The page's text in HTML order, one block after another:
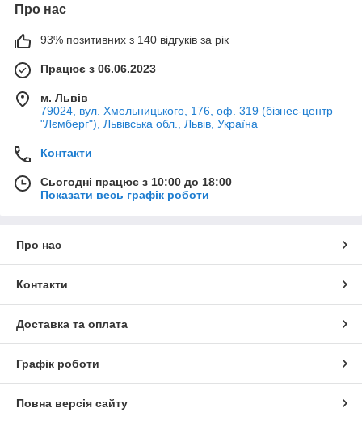
Про нас
93% позитивних з 140 відгуків за рік
Працює з 06.06.2023
м. Львів
79024, вул. Хмельницького, 176, оф. 319 (бізнес-центр
"Лємберг"), Львівська обл., Львів, Україна
Контакти
Сьогодні працює з 10:00 до 18:00
Показати весь графік роботи
Про нас
Контакти
Доставка та оплата
Графік роботи
Повна версія сайту